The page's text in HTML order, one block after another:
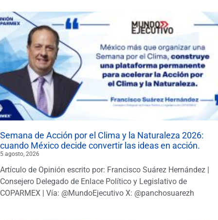
Semana de Acción por el Clima y la Naturaleza 2026:
cuando México decide convertir las ideas en acción.
5 agosto, 2026
Artículo de Opinión escrito por: Francisco Suárez Hernández |
Consejero Delegado de Enlace Político y Legislativo de
COPARMEX | Vía: @MundoEjecutivo X: @panchosuarezh